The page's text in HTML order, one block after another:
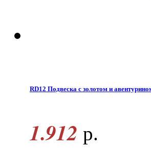
RD12 Подвеска с золотом и
1.912 р.